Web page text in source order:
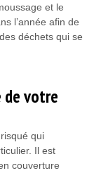
et le
l’année afin de
déchets qui se
de votre
qui
Il est
couverture